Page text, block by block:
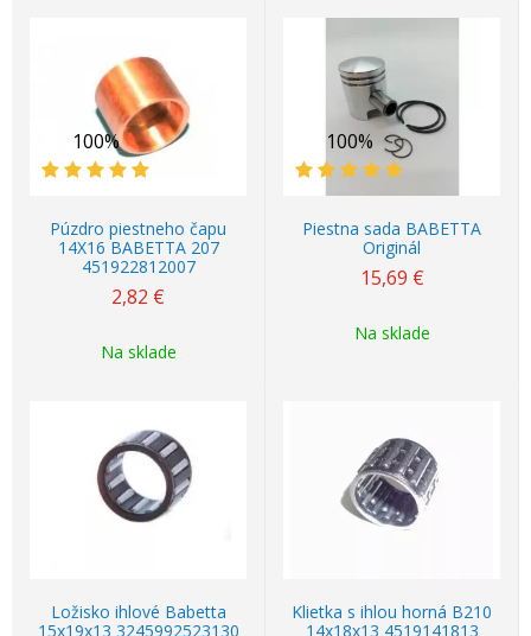
100%
Púzdro piestneho čapu
14X16 BABETTA 207
451922812007
2,82 €
Na sklade
100%
Piestna sada BABETTA
Originál
15,69 €
Na sklade
Ložisko ihlové Babetta
15x19x13 3245992523130
Klietka s ihlou horná B210
14x18x13 4519141813